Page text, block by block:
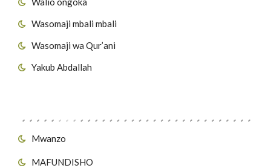
Wasomaji mbali mbali
Wasomaji wa Qur’ani
Yakub Abdallah
Mwanzo
MAFUNDISHO